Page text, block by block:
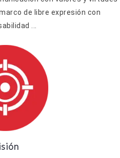
de libre expresión con
...